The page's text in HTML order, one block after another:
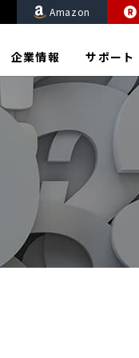
Amazon
企業情報 サポート